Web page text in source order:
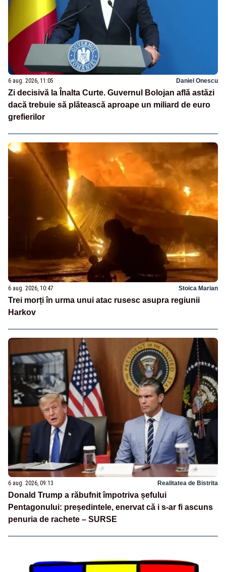
6 aug. 2026, 11:05 Daniel Onescu
Zi decisivă la Înalta Curte. Guvernul Bolojan află astăzi
dacă trebuie să plătească aproape un miliard de euro
grefierilor
6 aug. 2026, 10:47 Stoica Marian
Trei morți în urma unui atac rusesc asupra regiunii
Harkov
6 aug. 2026, 09:13 Realitatea de Bistrita
Donald Trump a răbufnit împotriva șefului
Pentagonului: președintele, enervat că i s-ar fi ascuns
penuria de rachete – SURSE